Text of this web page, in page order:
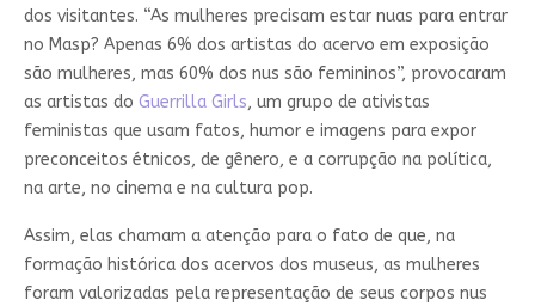
dos visitantes. “As mulheres precisam estar nuas para entrar
no Masp? Apenas 6% dos artistas do acervo em exposição
são mulheres, mas 60% dos nus são femininos”, provocaram
as artistas do Guerrilla Girls, um grupo de ativistas
feministas que usam fatos, humor e imagens para expor
preconceitos étnicos, de gênero, e a corrupção na política,
na arte, no cinema e na cultura pop.
Assim, elas chamam a atenção para o fato de que, na
formação histórica dos acervos dos museus, as mulheres
foram valorizadas pela representação de seus corpos nus